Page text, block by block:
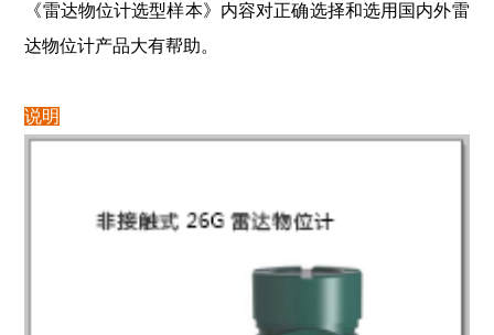
《雷达物位计选型样本》内容对正确选择和选用国内外雷
达物位计产品大有帮助。
说明